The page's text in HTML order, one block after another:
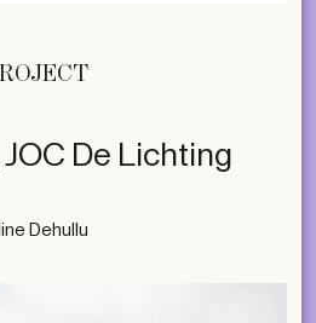
JOC De Lichting
Dehullu